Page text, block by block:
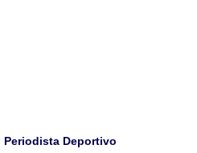
Periodista Deportivo